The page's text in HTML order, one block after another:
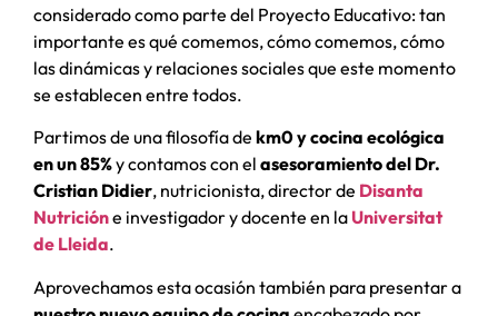
considerado como parte del Proyecto Educativo: tan
importante es qué comemos, cómo comemos, cómo
las dinámicas y relaciones sociales que este momento
se establecen entre todos.
Partimos de una filosofía de km0 y cocina ecológica
en un 85%y contamos con el asesoramiento del Dr.
Cristian Didier, nutricionista, director de Disanta
Nutricióne investigador y docente en la Universitat
de Lleida.
Aprovechamos esta ocasión también para presentar a